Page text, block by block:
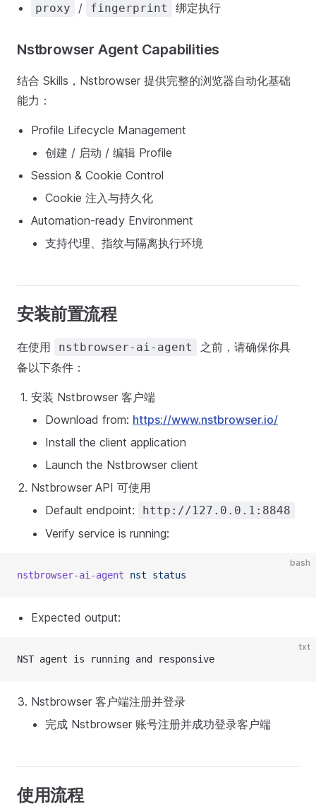
proxy / fingerprint 绑定执行
Nstbrowser Agent Capabilities
结合 Skills，Nstbrowser 提供完整的浏览器自动化基础
能力：
Profile Lifecycle Management
创建 / 启动 / 编辑 Profile
Session & Cookie Control
Cookie 注入与持久化
Automation-ready Environment
支持代理、指纹与隔离执行环境
安装前置流程
在使用 nstbrowser-ai-agent
之前，请确保你具
备以下条件：
安装 Nstbrowser 客户端
Download from: https://www.nstbrowser.io/
Install the client application
Launch the Nstbrowser client
Nstbrowser API 可使用
Default endpoint:
http://127.0.0.1:8848
Verify service is running:
bash
nstbrowser-ai-agent nst status
Expected output:
txt
NST agent is running and responsive
Nstbrowser 客户端注册并登录
完成 Nstbrowser 账号注册并成功登录客户端
使用流程